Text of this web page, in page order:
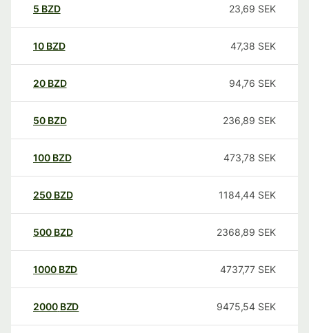
5 BZD 23,69 SEK
10 BZD 47,38 SEK
20 BZD 94,76 SEK
50 BZD 236,89 SEK
100 BZD 473,78 SEK
250 BZD 1184,44 SEK
500 BZD 2368,89 SEK
1000 BZD 4737,77 SEK
2000 BZD 9475,54 SEK